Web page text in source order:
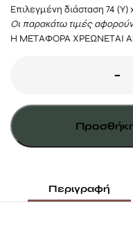
Επιλεγμένη διάσταση 74 (Υ)
Οι παρακάτω τιμές
Η ΜΕΤΑΦΟΡΑ ΧΡΕΩΝΕΤΑΙ
-
Περιγραφή